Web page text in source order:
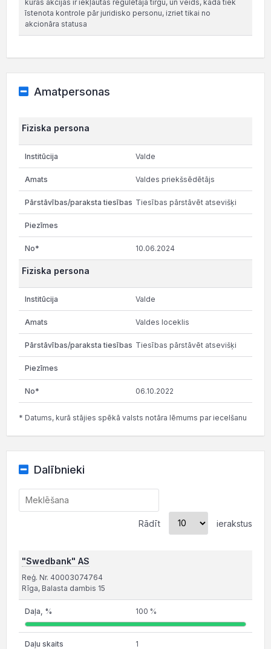
kuras akcijas ir iekļautas regulētajā tirgū, un veids, kādā tiek
īstenota kontrole pār juridisko personu, izriet tikai no
akcionāra statusa
Amatpersonas
Fiziska persona
Valde
Valdes priekšsēdētājs
Tiesības pārstāvēt atsevišķi
10.06.2024
Fiziska persona
Valde
Valdes loceklis
Tiesības pārstāvēt atsevišķi
06.10.2022
* Datums, kurā stājies spēkā valsts notāra lēmums par iecelšanu
Dalībnieki
Rādīt ierakstus
"Swedbank" AS
Reģ. Nr. 40003074764
Rīga, Balasta dambis 15
100 %
1